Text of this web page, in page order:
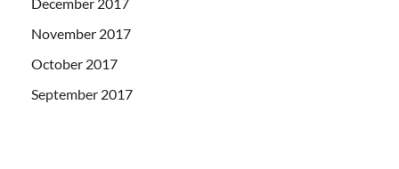
November 2017
October 2017
September 2017